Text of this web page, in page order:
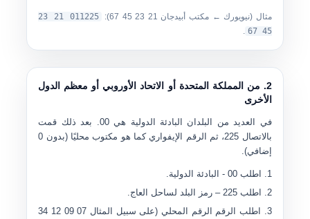
مثال (نيويورك ← مكتب أبيدجان 21 23 45 67):
011225 21 23
45 67
2. من المملكة المتحدة أو الاتحاد الأوروبي أو معظم الدول
الأخرى
في العديد من البلدان البادئة الدولية هي00 . بعد ذلك قمت
بالاتصال 225
، ثم الرقم الإيفواري كما هو مكتوب محليًا (بدون 0
إضافي).
اطلب00 - البادئة الدولية.
اطلب225 – رمز البلد لساحل العاج.
اطلب الرقم الرقم المحلي (على سبيل المثال 07 09 12 34